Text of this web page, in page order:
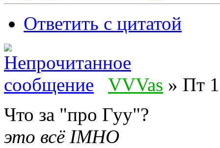
Ответить с цитатой
VVVas » Пт
Что за "про Гуу"?
это всё IMHO